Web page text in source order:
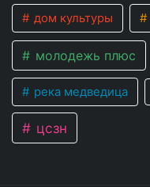
дом культуры
молодежь плюс
река медведица
цсзн